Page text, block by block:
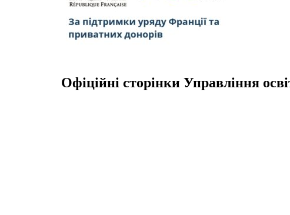
Офіційні сторінки Управління